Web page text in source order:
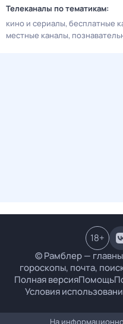
Телеканалы по тематикам:
кино и сериалы бесплатные
местные каналы
© Рамблер —
гороскопы, почта,
Полная версияПомощь
Условия
18+
На